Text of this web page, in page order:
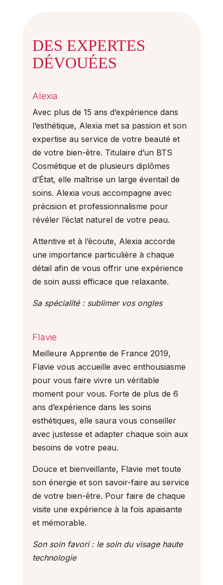
DES EXPERTES
DÉVOUÉES
Alexia
Avec plus de 15 ans d’expérience dans
l’esthétique, Alexia met sa passion et son
expertise au service de votre beauté et
de votre bien-être. Titulaire d’un BTS
Cosmétique et de plusieurs diplômes
d’État, elle maîtrise un large éventail de
soins. Alexia vous accompagne avec
précision et professionnalisme pour
révéler l’éclat naturel de votre peau.
Attentive et à l’écoute, Alexia accorde
une importance particulière à chaque
détail afin de vous offrir une expérience
de soin aussi efficace que relaxante.
Sa spécialité : sublimer vos ongles
Flavie
Meilleure Apprentie de France 2019,
Flavie vous accueille avec enthousiasme
pour vous faire vivre un véritable
moment pour vous. Forte de plus de 6
ans d’expérience dans les soins
esthétiques, elle saura vous conseiller
avec justesse et adapter chaque soin aux
besoins de votre peau.
Douce et bienveillante, Flavie met toute
son énergie et son savoir-faire au service
de votre bien-être. Pour faire de chaque
visite une expérience à la fois apaisante
et mémorable.
Son soin favori : le soin du visage haute
technologie